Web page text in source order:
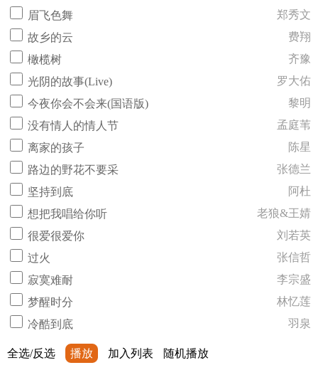
眉飞色舞
郑秀文
故乡的云
费翔
橄榄树
齐豫
光阴的故事(Live)
罗大佑
今夜你会不会来(国语版)
黎明
没有情人的情人节
孟庭苇
离家的孩子
陈星
路边的野花不要采
张德兰
坚持到底
阿杜
想把我唱给你听
老狼&王婧
很爱很爱你
刘若英
过火
张信哲
寂寞难耐
李宗盛
梦醒时分
林忆莲
冷酷到底
羽泉
全选/反选 播放 加入列表 随机播放